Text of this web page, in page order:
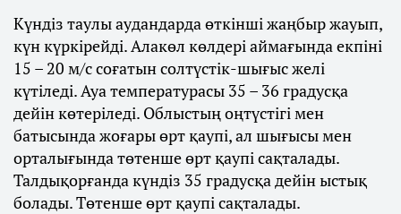
Күндіз таулы аудандарда өткінші жаңбыр жауып,
күн күркірейді. Алакөл көлдері аймағында екпіні
15 – 20 м/с соғатын солтүстік-шығыс желі
күтіледі. Ауа температурасы 35 – 36 градусқа
дейін көтеріледі. Облыстың оңтүстігі мен
батысында жоғары өрт қаупі, ал шығысы мен
орталығында төтенше өрт қаупі сақталады.
Талдықорғанда күндіз 35 градусқа дейін ыстық
болады. Төтенше өрт қаупі сақталады.